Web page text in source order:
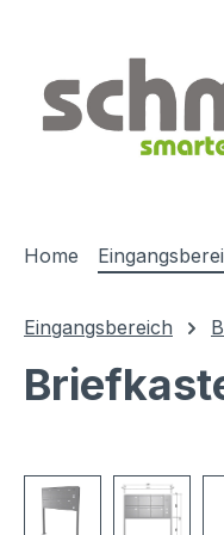
Home
Eingangsbereich